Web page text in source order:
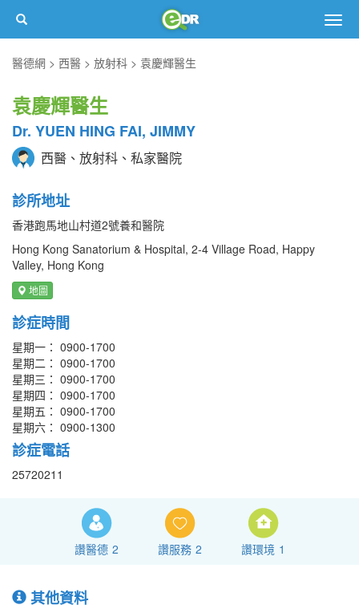
醫德網
西醫 放射科 袁慶輝醫生
袁慶輝醫生
Dr. YUEN HING FAI, JIMMY
西醫、放射科、私家醫院
診所地址
香港跑馬地山村道2號養和醫院
Hong Kong Sanatorium & Hospital, 2-4 Village Road, Happy
Valley, Hong Kong
地圖
診症時間
星期一： 0900-1700
星期二： 0900-1700
星期三： 0900-1700
星期四： 0900-1700
星期五： 0900-1700
星期六： 0900-1300
診症電話
25720211
讚醫德 2 讚服務 2 讚環境 1
其他資料